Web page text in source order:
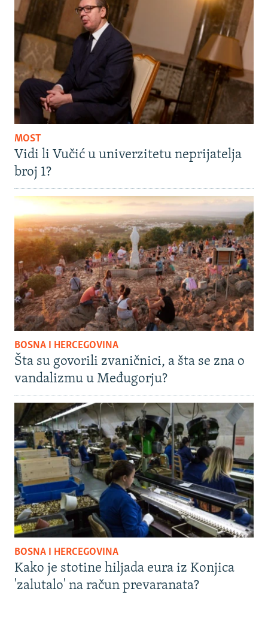
MOST
Vidi li Vučić u univerzitetu neprijatelja
broj 1?
BOSNA I HERCEGOVINA
Šta su govorili zvaničnici, a šta se zna o
vandalizmu u Međugorju?
BOSNA I HERCEGOVINA
Kako je stotine hiljada eura iz Konjica
'zalutalo' na račun prevaranata?